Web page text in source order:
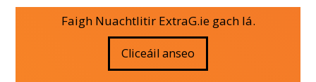
Faigh Nuachtlitir ExtraG.ie gach lá.
Cliceáil anseo